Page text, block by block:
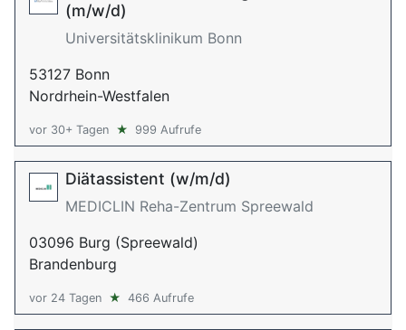
(m/w/d)
Universitätsklinikum Bonn
53127 Bonn
Nordrhein-Westfalen
vor 30+ Tagen ★ 999 Aufrufe
Diätassistent (w/m/d)
MEDICLIN Reha-Zentrum Spreewald
03096 Burg (Spreewald)
Brandenburg
vor 24 Tagen ★ 466 Aufrufe